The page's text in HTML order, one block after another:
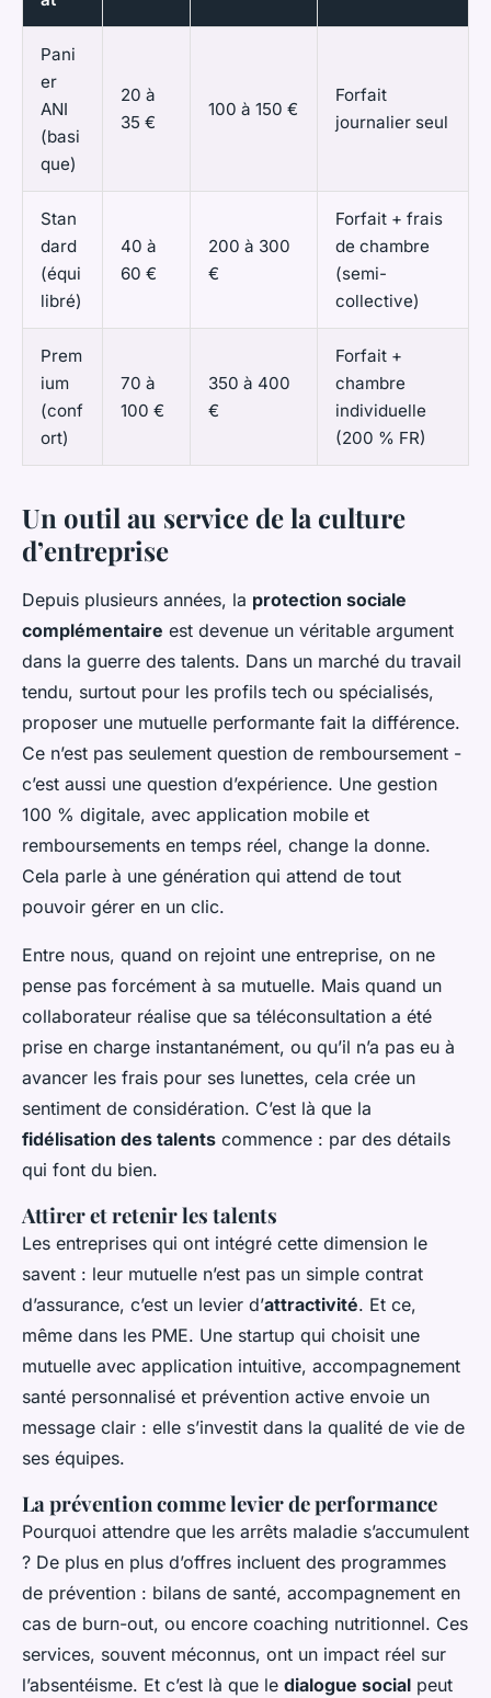
Pani
er
ANI
(basi
que)
20 à
35 €
100 à 150 €
Forfait
journalier seul
Stan
dard
(équi
libré)
40 à
60 €
200 à 300
€
Forfait + frais
de chambre
(semi-
collective)
Prem
ium
(conf
ort)
70 à
100 €
350 à 400
€
Forfait +
chambre
individuelle
(200 % FR)
Un outil au service de la culture
d’entreprise
Depuis plusieurs années, la protection sociale
complémentaire est devenue un véritable argument
dans la guerre des talents. Dans un marché du travail
tendu, surtout pour les profils tech ou spécialisés,
proposer une mutuelle performante fait la différence.
Ce n’est pas seulement question de remboursement -
c’est aussi une question d’expérience. Une gestion
100 % digitale, avec application mobile et
remboursements en temps réel, change la donne.
Cela parle à une génération qui attend de tout
pouvoir gérer en un clic.
Entre nous, quand on rejoint une entreprise, on ne
pense pas forcément à sa mutuelle. Mais quand un
collaborateur réalise que sa téléconsultation a été
prise en charge instantanément, ou qu’il n’a pas eu à
avancer les frais pour ses lunettes, cela crée un
sentiment de considération. C’est là que la
fidélisation des talents commence : par des détails
qui font du bien.
Attirer et retenir les talents
Les entreprises qui ont intégré cette dimension le
savent : leur mutuelle n’est pas un simple contrat
d’assurance, c’est un levier d’attractivité. Et ce,
même dans les PME. Une startup qui choisit une
mutuelle avec application intuitive, accompagnement
santé personnalisé et prévention active envoie un
message clair : elle s’investit dans la qualité de vie de
ses équipes.
La prévention comme levier de performance
Pourquoi attendre que les arrêts maladie s’accumulent
? De plus en plus d’offres incluent des programmes
de prévention : bilans de santé, accompagnement en
cas de burn-out, ou encore coaching nutritionnel. Ces
services, souvent méconnus, ont un impact réel sur
l’absentéisme. Et c’est là que le dialogue social peut